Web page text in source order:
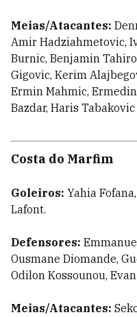
Meias/Atacantes:
Amir Hadziahmetovic,
Burnic, Benjamin
Gigovic, Kerim
Ermin Mahmic,
Bazdar, Haris
Costa do Marfim
Goleiros: Yahia
Lafont.
Defensores:
Ousmane Diomande,
Odilon Kossounou,
Meias/Atacantes: